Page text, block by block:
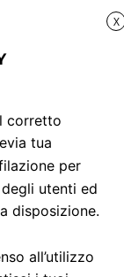
Tratta la
delle
svolti da
e condizioni
nonché
per
X
corretto
tua
per
utenti ed
disposizione.
all’utilizzo